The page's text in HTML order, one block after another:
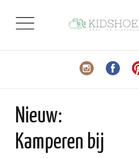
Nieuw:
Kamperen bij